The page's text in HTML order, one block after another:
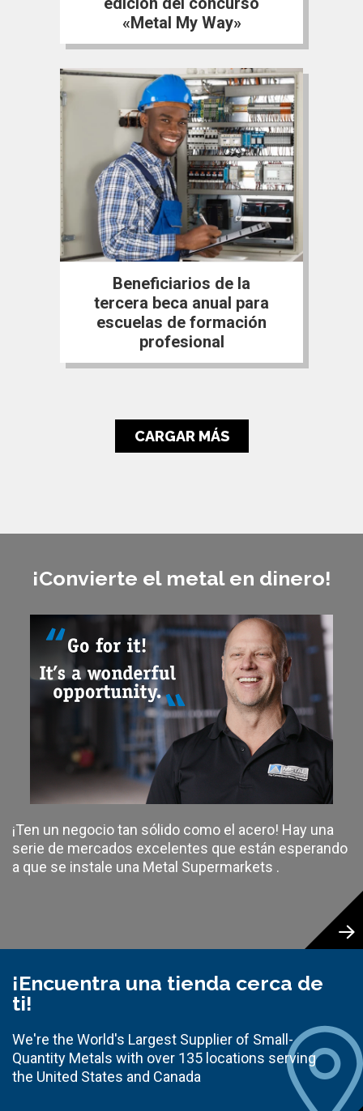
«Metal My Way»
Beneficiarios de la
tercera beca anual para
escuelas de formación
profesional
CARGAR MÁS
¡Convierte el metal en dinero!
¡Ten un negocio tan sólido como el acero! Hay una
serie de mercados excelentes que están esperando
a que se instale una Metal Supermarkets .
¡Encuentra una tienda cerca de
ti!
We're the World's Largest Supplier of Small-
Quantity Metals with over 135 locations serving
the United States and Canada